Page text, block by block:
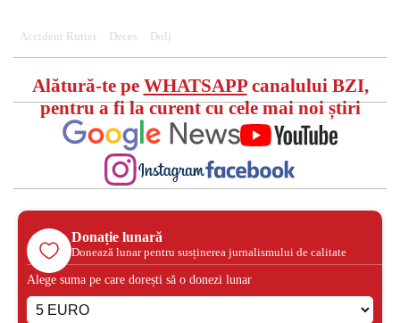
Accident Rutier Deces Dolj
Alătură-te pe WHATSAPPcanalului BZI,
pentru a fi la curent cu cele mai noi știri
Donație lunară
Donează lunar pentru susținerea jurnalismului de calitate
Alege suma pe care dorești să o donezi lunar